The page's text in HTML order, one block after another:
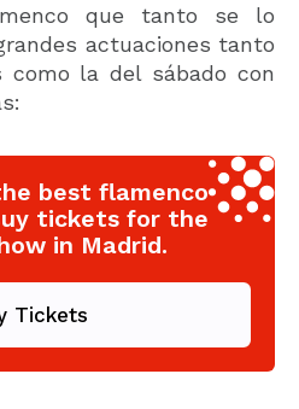
que tanto se lo
actuaciones tanto
como la del sábado con
best flamenco
tickets for the
in Madrid.
Tickets